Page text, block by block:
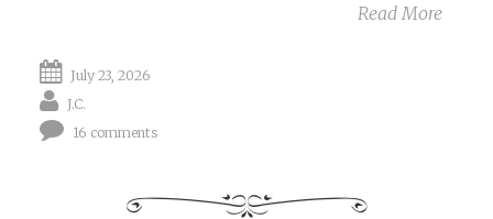
Read More
July 23, 2026
J.C.
16 comments